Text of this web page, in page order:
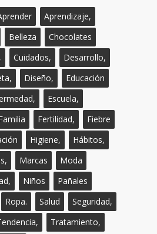
Aprendizaje,
Belleza
Chocolates
Cuidados,
Desarrollo,
Diseño,
Educación
Escuela,
Fertilidad,
Fiebre
Higiene,
Hábitos,
Marcas
Moda
Niños
Pañales
Ropa. Salud
Seguridad,
Tratamiento,